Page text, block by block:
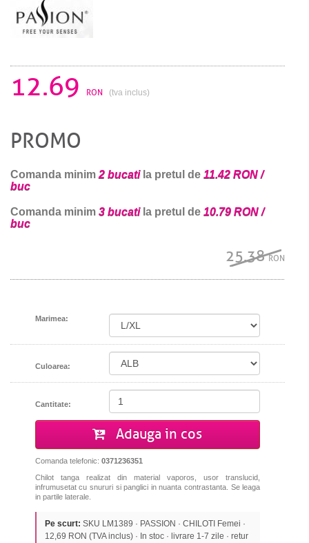
12.69 RON (tva inclus)
PROMO
Comanda minim 2 bucatila pretul de 11.42 RON /
buc
Comanda minim 3 bucatila pretul de 10.79 RON /
buc
25.38RON
Marimea:
Culoarea:
Cantitate:
Adauga in cos
Comanda telefonic: 0371236351
Chilot tanga realizat din material vaporos, usor translucid,
infrumusetat cu snururi si panglici in nuanta contrastanta. Se leaga
in partile laterale.
Pe scurt: SKU LM1389 · PASSION · CHILOTI Femei ·
12,69 RON (TVA inclus) · In stoc · livrare 1-7 zile · retur